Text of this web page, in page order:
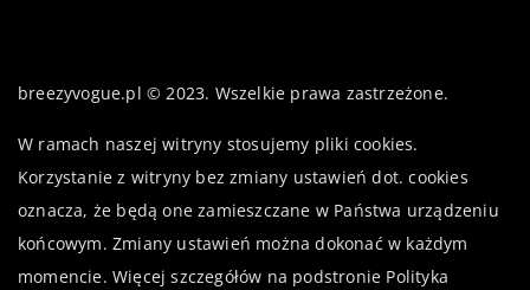
breezyvogue.pl © 2023. Wszelkie prawa zastrzeżone.
W ramach naszej witryny stosujemy pliki cookies.
Korzystanie z witryny bez zmiany ustawień dot. cookies
oznacza, że będą one zamieszczane w Państwa urządzeniu
końcowym. Zmiany ustawień można dokonać w każdym
momencie. Więcej szczegółów na podstronie Polityka